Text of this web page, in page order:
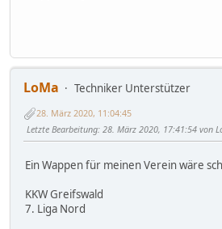
LoMa
Techniker Unterstützer
28. März 2020, 11:04:45
Letzte Bearbeitung: 28. März 2020, 17:41:54 von
Ein Wappen für meinen Verein wäre
KKW Greifswald
7. Liga Nord